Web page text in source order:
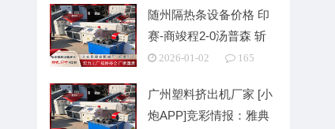
随州隔热条设备价格 印
赛-商竣程2-0汤普森 斩
获生涯大师赛
2026-01-02 165
广州塑料挤出机厂家 [小
炮APP]竞彩情报：雅典